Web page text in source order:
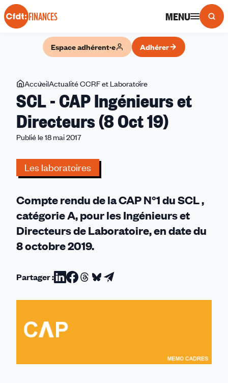
Panneau de gestion des cookies
FINANCES MENU
Espace adhérent·e Adhérer
Vous
êtes
ici
AccueilActualité CCRF et Laboratoire
-
CAP
Ingénieurs
SCL - CAP Ingénieurs et
Directeurs (8 Oct 19)
Publié le 18 mai 2017
Les laboratoires
Compte rendu de la CAP N°1 du SCL ,
catégorie A, pour les Ingénieurs et
Directeurs de Laboratoire, en date du
8 octobre 2019.
Partager :Partager
sur
Partager
sur
Partager
sur
Partager
sur
Partager
par